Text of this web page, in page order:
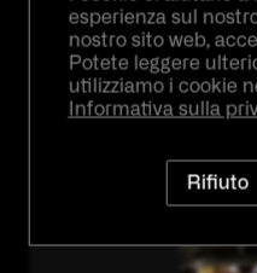
esperienza sul
nostro sito web,
Potete leggere
utilizziamo i cookie
Informativa sulla
Rifiuto
3
Confezioniamo la
Programmiamo e
prima che vengano
possiate regalare ai
collezione che non